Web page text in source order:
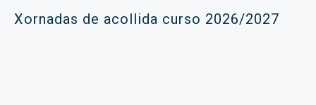
Xornadas de acollida curso 2026/2027